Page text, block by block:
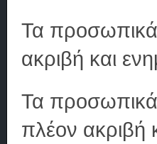
Τα προσωπικά
ακριβή και
Τα προσωπικά
πλέον ακριβή